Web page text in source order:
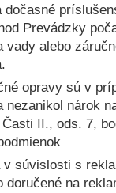
dočasné
Prevádzky
vady alebo
opravy sú v
nezanikol nárok
II., ods. 7,
v súvislosti s
doručené na